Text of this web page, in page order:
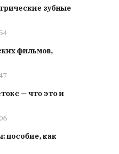
зубные
фильмов,
— что это и
пособие, как